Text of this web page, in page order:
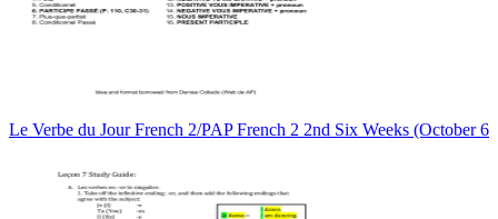
Le Verbe du Jour French 2/PAP French 2 2nd Six Weeks (October 6